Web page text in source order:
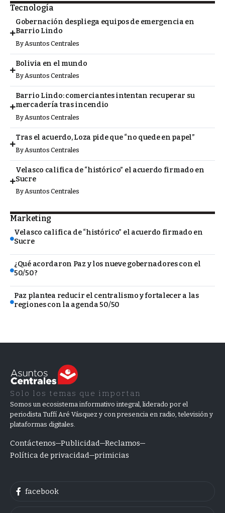
Tecnología
Gobernación despliega equipos de emergencia en
Barrio Lindo
By Asuntos Centrales
Bolivia en el mundo
ByAsuntos Centrales
Barrio Lindo: comerciantes intentan recuperar su
mercadería tras incendio
ByAsuntos Centrales
Tras el acuerdo, Loza pide que “no quede en papel”
By Asuntos Centrales
Velasco califica de “histórico” el acuerdo firmado en
Sucre
ByAsuntos Centrales
Marketing
Velasco califica de “histórico” el acuerdo firmado en
Sucre
¿Qué acordaron Paz y los nueve gobernadores con el
50/50?
Paz plantea reducir el centralismo y fortalecer a las
regiones con la agenda 50/50
Solo los temas que importan
Somos un ecosistema informativo integral, liderado por el
periodista Tuffí Aré Vásquez y con presencia en radio, televisión y
plataformas digitales.
Contáctenos Publicidad Reclamos
Política de privacidad primicias
facebook